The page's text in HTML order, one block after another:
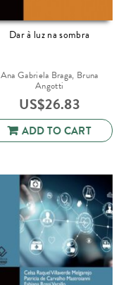
Dar à luz na sombra
Ana Gabriela Braga, Bruna
Angotti
US$26.83
ADD TO CART